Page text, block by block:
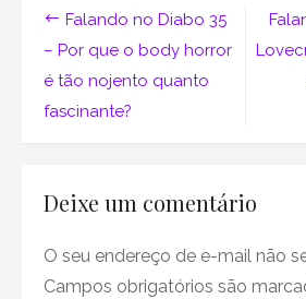
Filmes
Navegação
de
Post
Falando no Diabo 35
– Por que o body horror
é tão nojento quanto
fascinante?
Deixe um comentário
O seu endereço de e-mail não
Campos obrigatórios são